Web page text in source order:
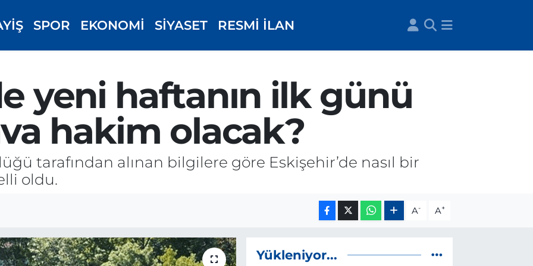
SPOR EKONOMİ SİYASET RESMİ İLAN
yeni haftanın ilk günü
hakim olacak?
tarafından alınan bilgilere göre Eskişehir’de nasıl bir
oldu.
A- A+
Yükleniyor...